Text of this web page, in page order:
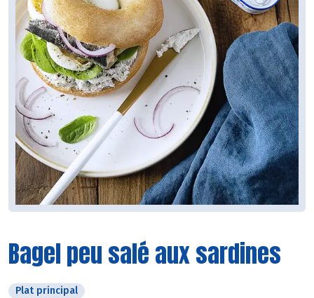
Bagel peu salé aux sardines
Plat principal